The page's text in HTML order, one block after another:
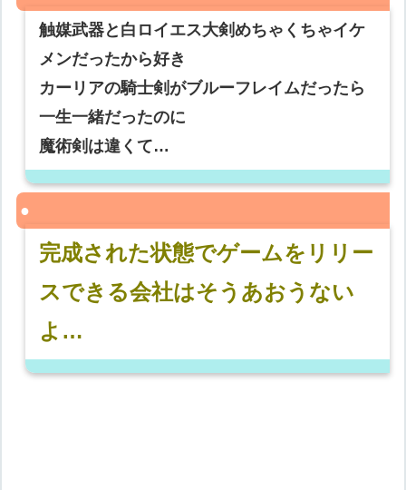
触媒武器と白ロイエス大剣めちゃくちゃイケ
メンだったから好き
カーリアの騎士剣がブルーフレイムだったら
一生一緒だったのに
魔術剣は違くて…
完成された状態でゲームをリリー
スできる会社はそうあおうない
よ…